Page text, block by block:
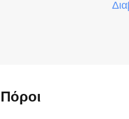
Πόροι